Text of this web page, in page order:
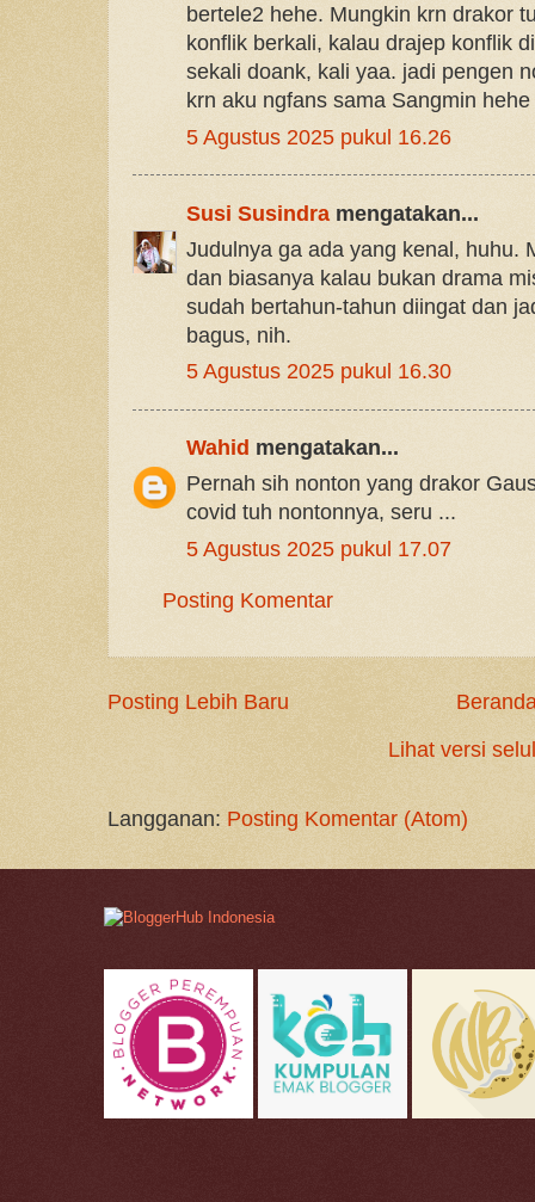
bertele2 hehe. Mungkin krn drakor
konflik berkali, kalau drajep konflik
sekali doank, kali yaa. jadi pengen
krn aku ngfans sama Sangmin hehe
5 Agustus 2025 pukul 16.26
Susi Susindra mengatakan...
Judulnya ga ada yang kenal, huhu.
dan biasanya kalau bukan drama
sudah bertahun-tahun diingat dan
bagus, nih.
5 Agustus 2025 pukul 16.30
Wahid mengatakan...
Pernah sih nonton yang drakor
covid tuh nontonnya, seru ...
5 Agustus 2025 pukul 17.07
Posting Komentar
Posting Lebih Baru
Lihat versi
Langganan: Posting Komentar (Atom)